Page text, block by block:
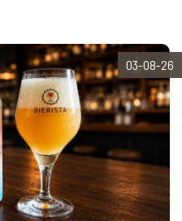
03-08-26